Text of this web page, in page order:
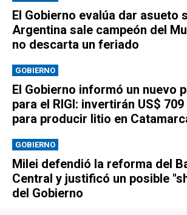
El Gobierno evalúa dar asueto
Argentina sale campeón del
no descarta un feriado
GOBIERNO
El Gobierno informó un nuevo
para el RIGI: invertirán US$
para producir litio en
GOBIERNO
Milei defendió la reforma del
Central y justificó un posible
del Gobierno